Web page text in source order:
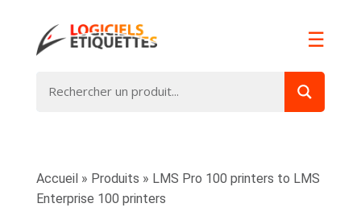
☰
Accueil » Produits » LMS Pro 100 printers to LMS
Enterprise 100 printers